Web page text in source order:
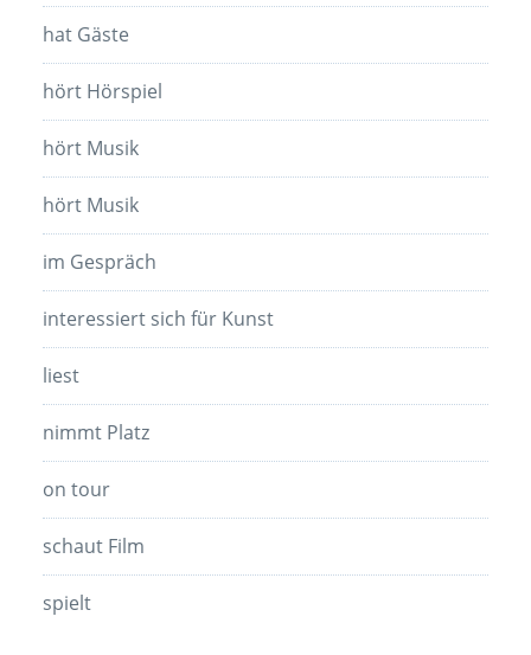
hat Gäste
hört Hörspiel
hört Musik
hört Musik
im Gespräch
interessiert sich für Kunst
liest
nimmt Platz
on tour
schaut Film
spielt